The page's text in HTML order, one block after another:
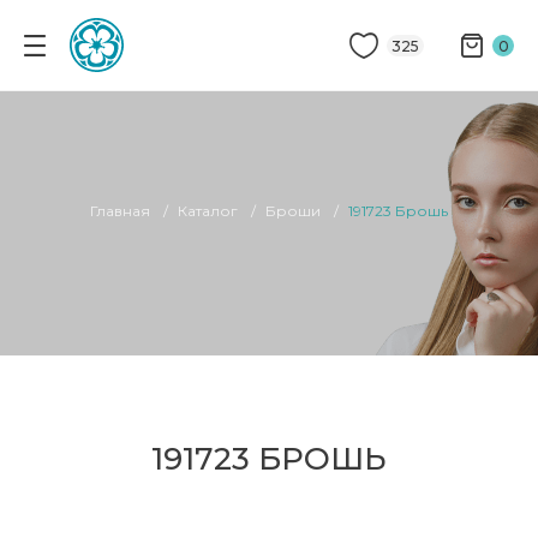
325 0
Главная Каталог Броши 191723 Брошь
191723 БРОШЬ